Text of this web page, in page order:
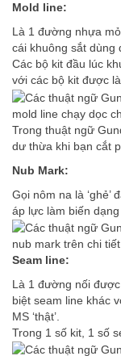
Mold line:
Là 1 đường nhựa
cái khuông sắt dùng
Các bộ kit đầu lúc
với các bộ kit được
mold line chạy dọc
Trong thuật ngữ
dư thừa khi bạn cắt
Nub Mark:
Gọi nôm na là
áp lực làm biến
nub mark trên chi
Seam line:
Là 1 đường nối
biệt seam line khác
MS ‘thật’.
Trong 1 số kit, 1 số